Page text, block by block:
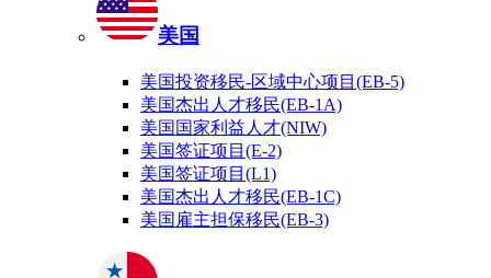
美国
美国投资移民-区域中心项目(EB-5)
美国杰出人才移民(EB-1A)
美国国家利益人才(NIW)
美国签证项目(E-2)
美国签证项目(L1)
美国杰出人才移民(EB-1C)
美国雇主担保移民(EB-3)